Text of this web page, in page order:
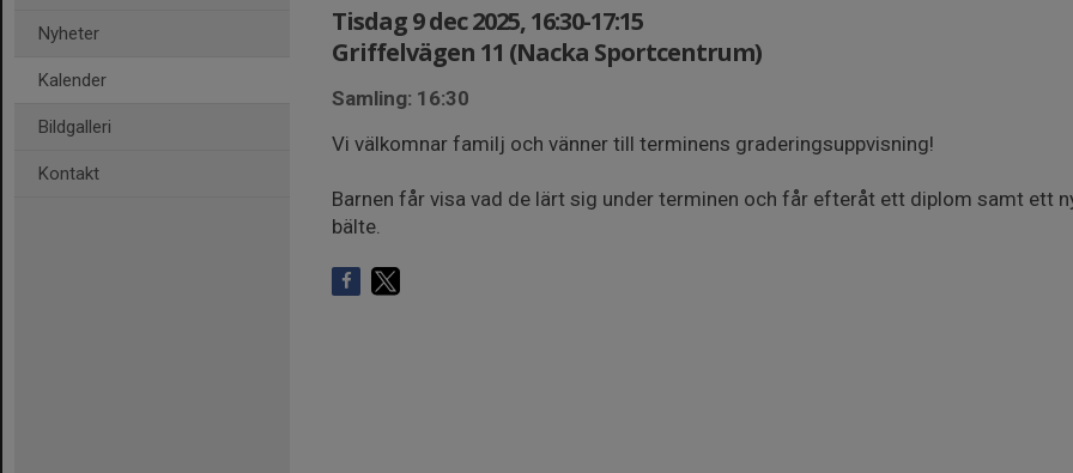
Nyheter
Kalender
Bildgalleri
Kontakt
Tisdag 9 dec 2025, 16:30-17:15
Griffelvägen 11 (Nacka Sportcentrum)
Samling: 16:30
Vi välkomnar familj och vänner till terminens graderingsuppvisning!
Barnen får visa vad de lärt sig under terminen och får efteråt ett diplom samt ett
bälte.